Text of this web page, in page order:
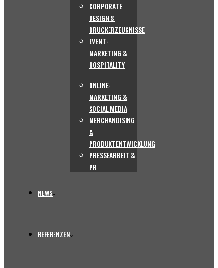
CORPORATE
DESIGN &
DRUCKERZEUGNISSE
EVENT-
MARKETING &
HOSPITALITY
ONLINE-
MARKETING &
SOCIAL MEDIA
MERCHANDISING
&
PRODUKTENTWICKLUNG
PRESSEARBEIT &
PR
NEWS
REFERENZEN